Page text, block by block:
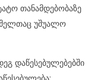
თანამდებობაზე
უშუალო
დაწესებულებებში